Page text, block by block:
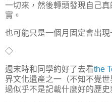
一切來，然後轉頭發現自己
實。
也可能只是一個月固定會出
◇
週末時和同學約好了去看the
界文化遺產之一（不知不覺
過似乎不是記載什麼好的歷史